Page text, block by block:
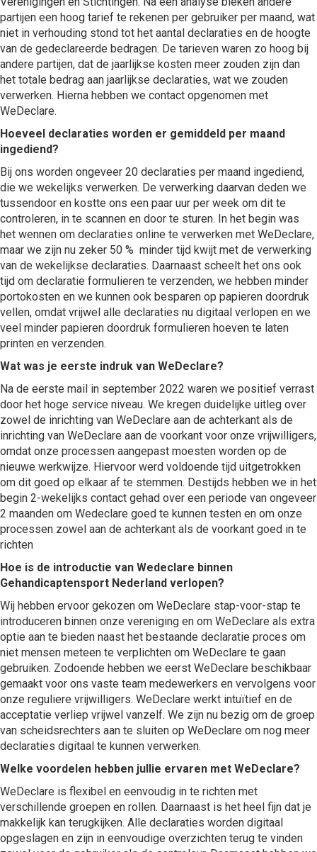
partijen een hoog tarief te rekenen per gebruiker per maand, wat
niet in verhouding stond tot het aantal declaraties en de hoogte
van de gedeclareerde bedragen. De tarieven waren zo hoog bij
andere partijen, dat de jaarlijkse kosten meer zouden zijn dan
het totale bedrag aan jaarlijkse declaraties, wat we zouden
verwerken. Hierna hebben we contact opgenomen met
WeDeclare.
Hoeveel declaraties worden er gemiddeld per maand
ingediend?
Bij ons worden ongeveer 20 declaraties per maand ingediend,
die we wekelijks verwerken. De verwerking daarvan deden we
tussendoor en kostte ons een paar uur per week om dit te
controleren, in te scannen en door te sturen. In het begin was
het wennen om declaraties online te verwerken met WeDeclare,
maar we zijn nu zeker 50 % minder tijd kwijt met de verwerking
van de wekelijkse declaraties. Daarnaast scheelt het ons ook
tijd om declaratie formulieren te verzenden, we hebben minder
portokosten en we kunnen ook besparen op papieren doordruk
vellen, omdat vrijwel alle declaraties nu digitaal verlopen en we
veel minder papieren doordruk formulieren hoeven te laten
printen en verzenden.
Wat was je eerste indruk van WeDeclare?
Na de eerste mail in september 2022 waren we positief verrast
door het hoge service niveau. We kregen duidelijke uitleg over
zowel de inrichting van WeDeclare aan de achterkant als de
inrichting van WeDeclare aan de voorkant voor onze vrijwilligers,
omdat onze processen aangepast moesten worden op de
nieuwe werkwijze. Hiervoor werd voldoende tijd uitgetrokken
om dit goed op elkaar af te stemmen. Destijds hebben we in het
begin 2-wekelijks contact gehad over een periode van ongeveer
2 maanden om Wedeclare goed te kunnen testen en om onze
processen zowel aan de achterkant als de voorkant goed in te
richten
Hoe is de introductie van Wedeclare binnen
Gehandicaptensport Nederland verlopen?
Wij hebben ervoor gekozen om WeDeclare stap-voor-stap te
introduceren binnen onze vereniging en om WeDeclare als extra
optie aan te bieden naast het bestaande declaratie proces om
niet mensen meteen te verplichten om WeDeclare te gaan
gebruiken. Zodoende hebben we eerst WeDeclare beschikbaar
gemaakt voor ons vaste team medewerkers en vervolgens voor
onze reguliere vrijwilligers. WeDeclare werkt intuïtief en de
acceptatie verliep vrijwel vanzelf. We zijn nu bezig om de groep
van scheidsrechters aan te sluiten op WeDeclare om nog meer
declaraties digitaal te kunnen verwerken.
Welke voordelen hebben jullie ervaren met WeDeclare?
WeDeclare is flexibel en eenvoudig in te richten met
verschillende groepen en rollen. Daarnaast is het heel fijn dat je
makkelijk kan terugkijken. Alle declaraties worden digitaal
opgeslagen en zijn in eenvoudige overzichten terug te vinden